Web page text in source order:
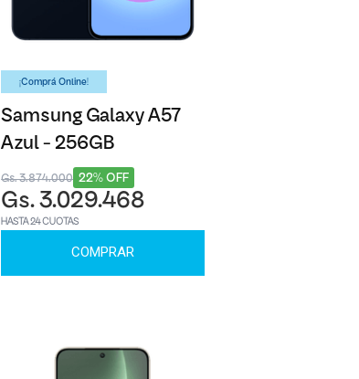
¡Comprá Online!
Samsung Galaxy A57
Azul - 256GB
22% OFF
Gs. 3.874.000
Gs. 3.029.468
HASTA 24 CUOTAS
COMPRAR